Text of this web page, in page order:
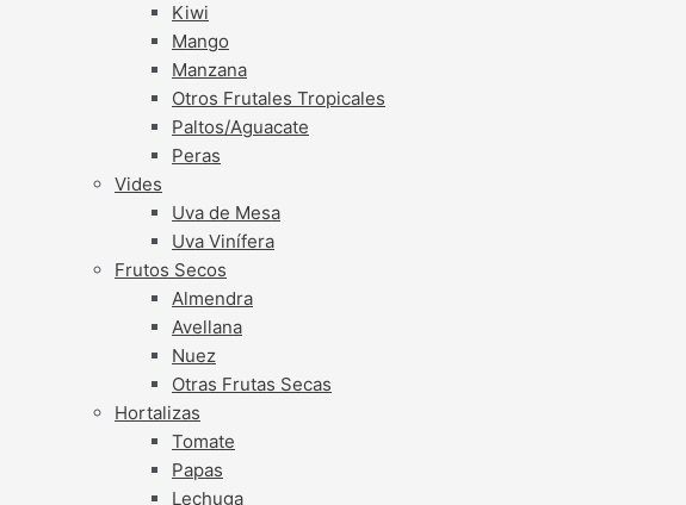
Kiwi
Mango
Manzana
Otros Frutales Tropicales
Paltos/Aguacate
Peras
Vides
Uva de Mesa
Uva Vinífera
Frutos Secos
Almendra
Avellana
Nuez
Otras Frutas Secas
Hortalizas
Tomate
Papas
Lechuga